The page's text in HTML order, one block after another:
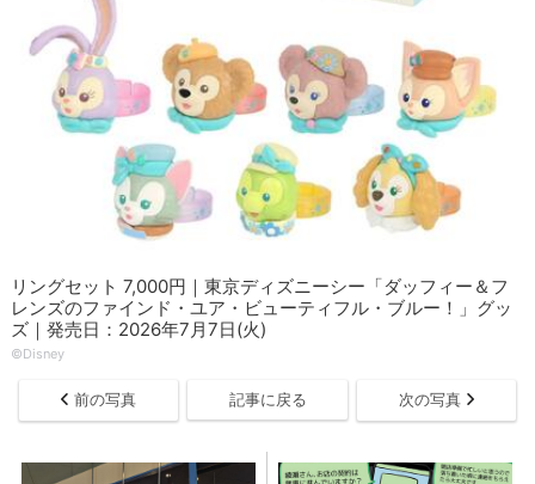
リングセット 7,000円｜東京ディズニーシー「ダッフィー＆フ
レンズのファインド・ユア・ビューティフル・ブルー！」グッ
ズ｜発売日：2026年7月7日(火)
©Disney
前の写真 記事に戻る 次の写真